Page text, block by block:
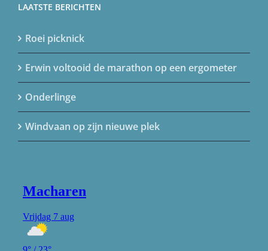
LAATSTE BERICHTEN
Roei picknick
Erwin voltooid de marathon op een ergometer
Onderlinge
Windvaan op zijn nieuwe plek